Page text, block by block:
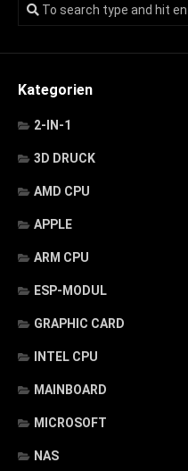
Kategorien
2-IN-1
3D DRUCK
AMD CPU
APPLE
ARM CPU
ESP-MODUL
GRAPHIC CARD
INTEL CPU
MAINBOARD
MICROSOFT
NAS